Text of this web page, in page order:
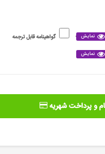
نمایش
نمایش
گواهینامه قابل ترجمه
و پرداخت شهریه